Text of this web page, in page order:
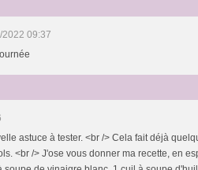
2022 09:37
astuce à tester. <br /> Cela fait déjà
<br /> J'ose vous donner ma recette, en